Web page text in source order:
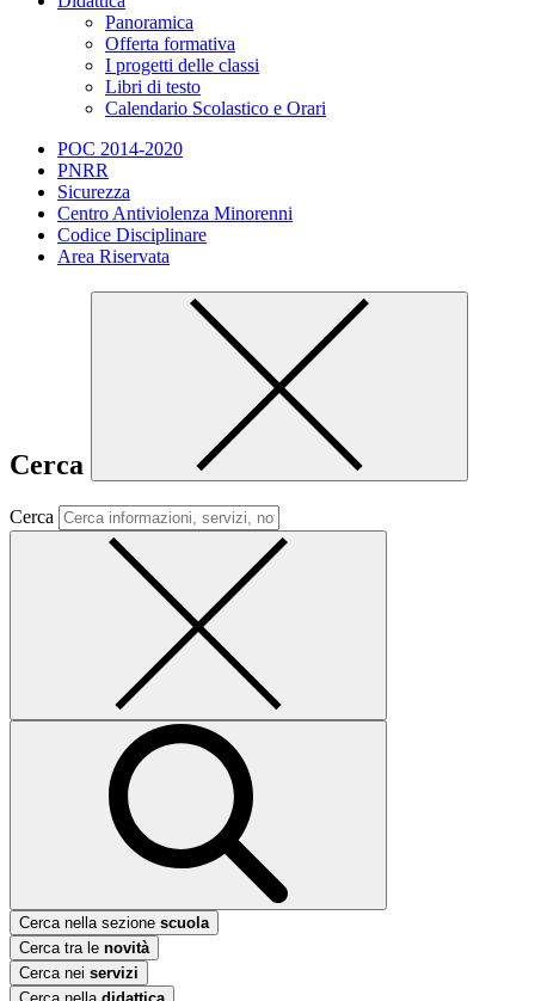
Panoramica
Offerta formativa
I progetti delle classi
Libri di testo
Calendario Scolastico e Orari
POC 2014-2020
PNRR
Sicurezza
Centro Antiviolenza Minorenni
Codice Disciplinare
Area Riservata
Cerca
Cerca
Cerca nella sezione scuola
Cerca tra le novità
Cerca nei servizi